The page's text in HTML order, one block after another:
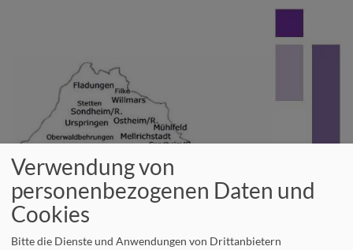
Verwendung von
personenbezogenen Daten und
Cookies
Bitte die Dienste und Anwendungen von Drittanbietern